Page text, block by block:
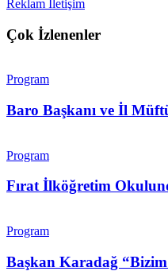
Reklam İletişim
Çok İzlenenler
Program
Baro Başkanı ve İl
Program
Fırat İlköğretim
Program
Başkan Karadağ